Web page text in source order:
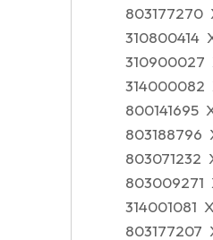
803177270
310800414
310900027
314000082
800141695
803188796
803071232
803009271
314001081
803177207